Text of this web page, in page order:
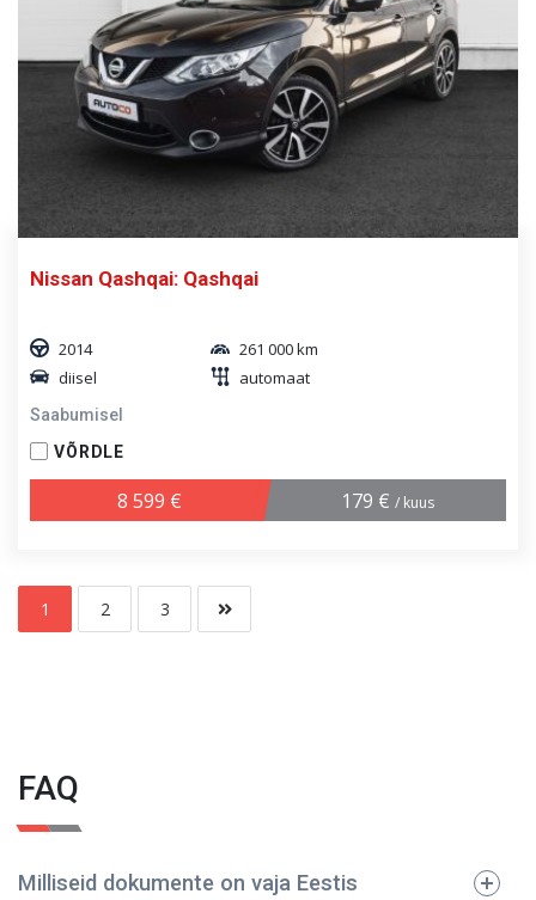
Nissan Qashqai: Qashqai
2014
261 000 km
diisel
automaat
Saabumisel
VÕRDLE
8 599 € 179 € / kuus
1 2 3
FAQ
Milliseid dokumente on vaja Eestis